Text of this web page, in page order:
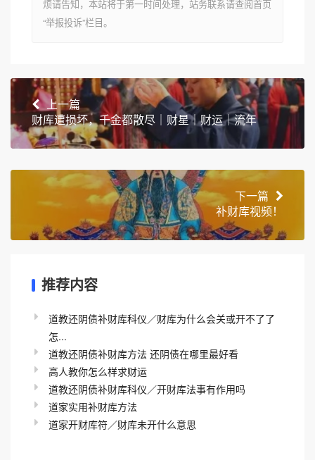
烦请告知，本站将于第一时间处理，站务联系请查阅首页
“举报投诉”栏目。
上一篇
财库遭损坏，千金都散尽｜财星｜财运｜流年
下一篇
补财库视频！
推荐内容
道教还阴债补财库科仪／财库为什么会关或开不了了
怎...
道教还阴债补财库方法 还阴债在哪里最好看
高人教你怎么样求财运
道教还阴债补财库科仪／开财库法事有作用吗
道家实用补财库方法
道家开财库符／财库未开什么意思